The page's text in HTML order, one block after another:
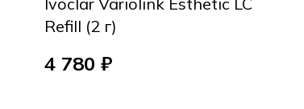
Refill (2 г)
4 780 ₽